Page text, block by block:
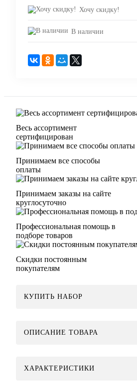
Хочу скидку!
В наличии
Весь ассортимент
сертифицирован
Принимаем все способы
оплаты
Принимаем заказы на сайте
круглосуточно
Профессиональная помощь в
подборе товаров
Скидки постоянным
покупателям
КУПИТЬ НАБОР
ОПИСАНИЕ ТОВАРА
ХАРАКТЕРИСТИКИ